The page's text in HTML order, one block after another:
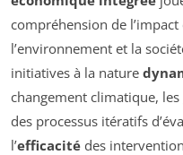
compréhension de
l’environnement et la
initiatives à la nature
changement climatique,
des processus itératifs
l’efficacité des